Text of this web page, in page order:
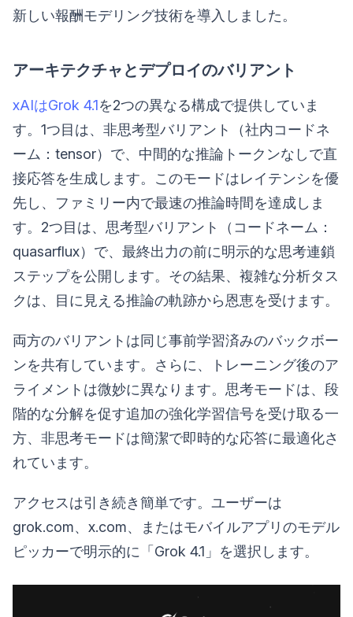
新しい報酬モデリング技術を導入しました。
アーキテクチャとデプロイのバリアント
xAIはGrok 4.1を2つの異なる構成で提供していま
す。1つ目は、非思考型バリアント（社内コードネ
ーム：tensor）で、中間的な推論トークンなしで直
接応答を生成します。このモードはレイテンシを優
先し、ファミリー内で最速の推論時間を達成しま
す。2つ目は、思考型バリアント（コードネーム：
quasarflux）で、最終出力の前に明示的な思考連鎖
ステップを公開します。その結果、複雑な分析タス
クは、目に見える推論の軌跡から恩恵を受けます。
両方のバリアントは同じ事前学習済みのバックボー
ンを共有しています。さらに、トレーニング後のア
ライメントは微妙に異なります。思考モードは、段
階的な分解を促す追加の強化学習信号を受け取る一
方、非思考モードは簡潔で即時的な応答に最適化さ
れています。
アクセスは引き続き簡単です。ユーザーは
grok.com、x.com、またはモバイルアプリのモデル
ピッカーで明示的に「Grok 4.1」を選択します。